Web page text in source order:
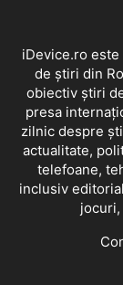
iDevice.ro
de știri din
obiectiv știri
presa
zilnic despre
actualitate,
telefoane,
inclusiv